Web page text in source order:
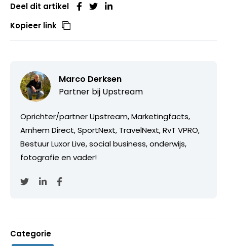
Deel dit artikel
Kopieer link
Marco Derksen
Partner bij Upstream
Oprichter/partner Upstream, Marketingfacts,
Arnhem Direct, SportNext, TravelNext, RvT VPRO,
Bestuur Luxor Live, social business, onderwijs,
fotografie en vader!
Categorie